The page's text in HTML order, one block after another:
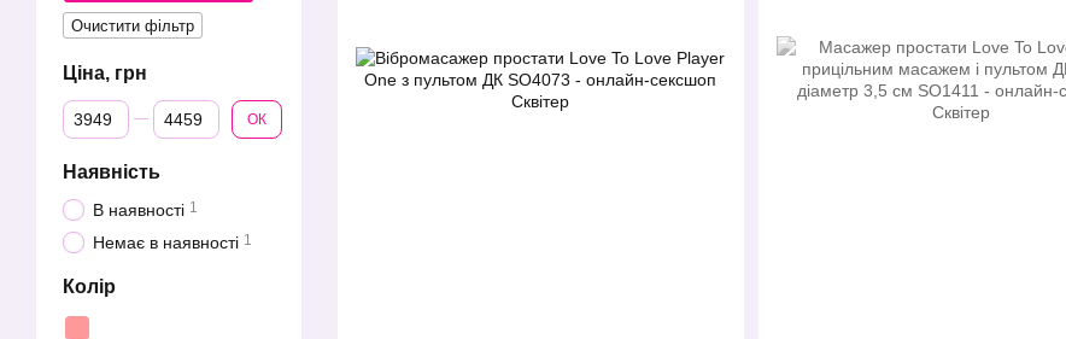
Очистити фільтр
Ціна, грн
Від Ціна, грн
До Ціна, грн ОК
Наявність
В наявності 1
Немає в наявності 1
Колір